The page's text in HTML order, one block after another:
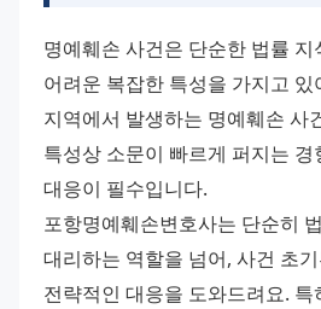
명예훼손 사건은 단순한 법률
어려운 복잡한 특성을 가지고
지역에서 발생하는 명예훼손 사
특성상 소문이 빠르게 퍼지는
대응이 필수입니다.
포항명예훼손변호사는 단순히
대리하는 역할을 넘어, 사건 초
전략적인 대응을 도와드려요.